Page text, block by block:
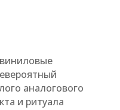
аналогового
и ритуала